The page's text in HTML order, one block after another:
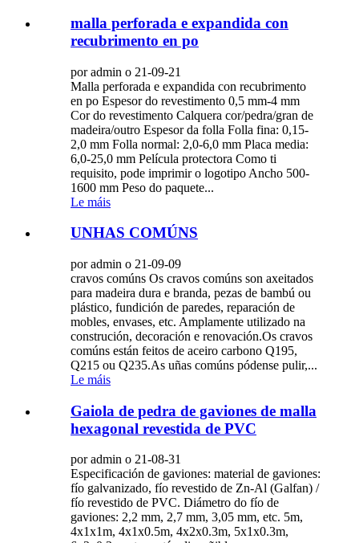
malla perforada e expandida con
recubrimento en po
por admin o 21-09-21
Malla perforada e expandida con recubrimento
en po Espesor do revestimento 0,5 mm-4 mm
Cor do revestimento Calquera cor/pedra/gran de
madeira/outro Espesor da folla Folla fina: 0,15-
2,0 mm Folla normal: 2,0-6,0 mm Placa media:
6,0-25,0 mm Película protectora Como ti
requisito, pode imprimir o logotipo Ancho 500-
1600 mm Peso do paquete...
Le máis
UNHAS COMÚNS
por admin o 21-09-09
cravos comúns Os cravos comúns son axeitados
para madeira dura e branda, pezas de bambú ou
plástico, fundición de paredes, reparación de
mobles, envases, etc. Amplamente utilizado na
construción, decoración e renovación.Os cravos
comúns están feitos de aceiro carbono Q195,
Q215 ou Q235.As uñas comúns pódense pulir,...
Le máis
Gaiola de pedra de gaviones de malla
hexagonal revestida de PVC
por admin o 21-08-31
Especificación de gaviones: material de gaviones:
fío galvanizado, fío revestido de Zn-Al (Galfan) /
fío revestido de PVC. Diámetro do fío de
gaviones: 2,2 mm, 2,7 mm, 3,05 mm, etc. 5m,
4x1x1m, 4x1x0.5m, 4x2x0.3m, 5x1x0.3m,